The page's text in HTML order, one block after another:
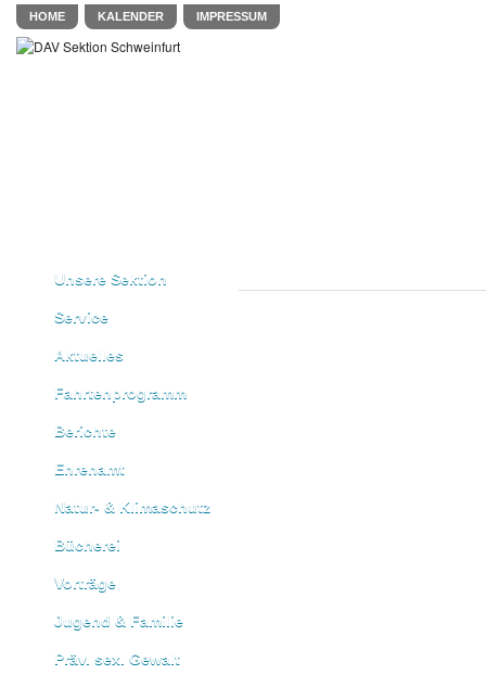
HOME KALENDER IMPRESSUM
Unsere Sektion
Service
Aktuelles
Fahrtenprogramm
Berichte
Ehrenamt
Natur- & Klimaschutz
Bücherei
Vorträge
Jugend & Familie
Präv. sex. Gewalt